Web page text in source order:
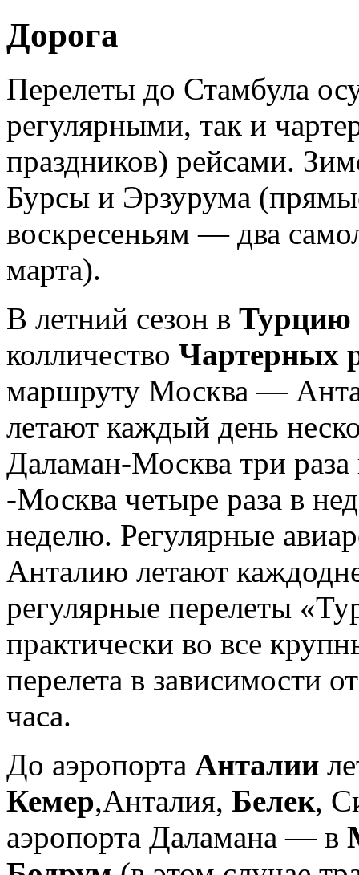
Дорога
Перелеты до Стамбула
регулярными, так и
праздников) рейсами.
Бурсы и Эрзурума
воскресеньям — два
марта).
В летний сезон в Турцию
колличество Чартерных
маршруту Москва —
летают каждый день
Даламан-Москва три
-Москва четыре раза в
неделю. Регулярные
Анталию летают
регулярные перелеты
практически во все
перелета в зависимости
часа.
До аэропорта Анталии
Кемер,Анталия, Белек,
аэропорта Даламана — в